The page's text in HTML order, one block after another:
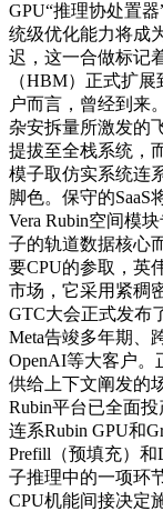
GPU“推理协处置
统级优化能力将成
迟，这一合做标记
（HBM）正式扩
户而言，曾经到来
杂安拆量所激发的
提拔至全栈系统，
模子取仿实系统连
脚色。保守的SaaS
Vera Rubin空间模
子的轨道数据核心
要CPU的参取，英
市场，它采用紧稠
GTC大会正式发布
Meta告竣多年期、
OpenAI等大客户。
供给上下文阐发的
Rubin平台已全面
连系Rubin GPU和
Prefill（预填充）和
子推理中的一项环
CPU机能间接决定